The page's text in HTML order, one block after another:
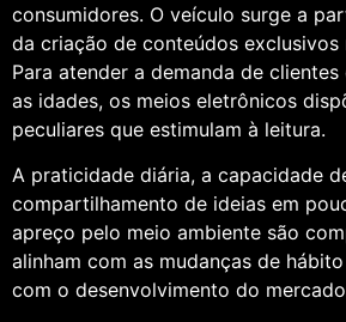
consumidores. O veículo surge a
da criação de conteúdos exclusivos
Para atender a demanda de
as idades, os meios eletrônicos
peculiares que estimulam à leitura.
A praticidade diária, a capacidade
compartilhamento de ideias em
apreço pelo meio ambiente são
alinham com as mudanças de
com o desenvolvimento do